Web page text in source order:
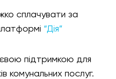
сплачувати за
“Дія”
підтримкою для
комунальних послуг.